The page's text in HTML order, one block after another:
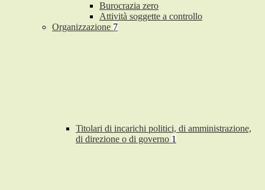
Burocrazia zero
Attività soggette a controllo
Organizzazione 7
Titolari di incarichi politici, di amministrazione,
di direzione o di governo 1